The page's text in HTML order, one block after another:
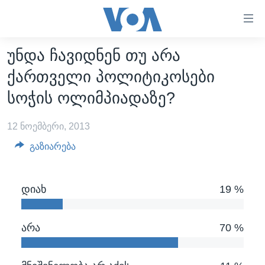
ხელმისაწვდომობისთვის
გადადით
მთავარზე
გადადით
მთავარ
გადადით
ძიებაზე
ᲛᲗᲐᲕᲐᲠᲘ
ᲐᲮᲐᲚᲘ ᲐᲛᲑᲔᲑᲘ
ᲡᲐᲥᲐᲠᲗᲕᲔᲚᲝ
ᲐᲨᲨ
ᲐᲨᲨ-ᲘᲡ ᲐᲠᲩᲔᲕᲜᲔᲑᲘ 2024
ᲕᲘᲓᲔᲝᲔᲑᲘ
ᲒᲐᲓᲐᲪᲔᲛᲔᲑᲘ
ᲕᲐᲨᲘᲜᲒᲢᲝᲜᲘ ᲓᲦᲔᲡ
ᲡᲮᲕᲐ ᲡᲘᲐᲮᲚᲔᲔᲑᲘ
უნდა ჩავიდნენ თუ არა
ქართველი პოლიტიკოსები
სოჭის ოლიმპიადაზე?
12 ნოემბერი, 2013
გაზიარება
დიახ 19 %
არა 70 %